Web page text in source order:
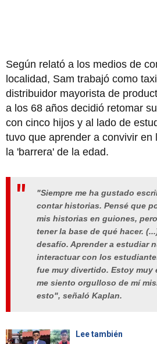
Según relató a los medios de
localidad, Sam trabajó como
distribuidor mayorista de
a los 68 años decidió retomar
con cinco hijos y al lado de
tuvo que aprender a convivir en
la 'barrera' de la edad.
"Siempre me ha gustado
contar historias. Pensé que
mis historias en guiones,
tener la base de qué hacer.
desafío. Aprender a estudiar
interactuar con los
fue muy divertido. Estoy muy
me siento orgulloso de mí
esto", señaló Kaplan.
Lee también